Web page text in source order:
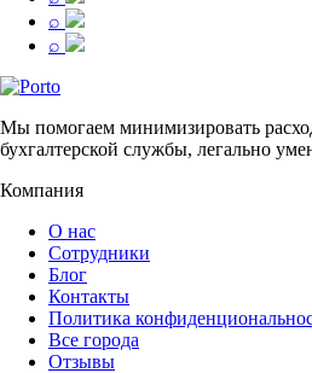
⌕
⌕
Мы помогаем минимизировать
бухгалтерской службы, легально
Компания
О нас
Сотрудники
Блог
Контакты
Политика
Все города
Отзывы